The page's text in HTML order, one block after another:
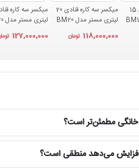
همزن صنعتی قنادی 15
میکسر سه کاره قنادی 20
لیتری مستر مدل BM20
118,000,000 تومان
لیتری مستر مدل BM30
127,000,000